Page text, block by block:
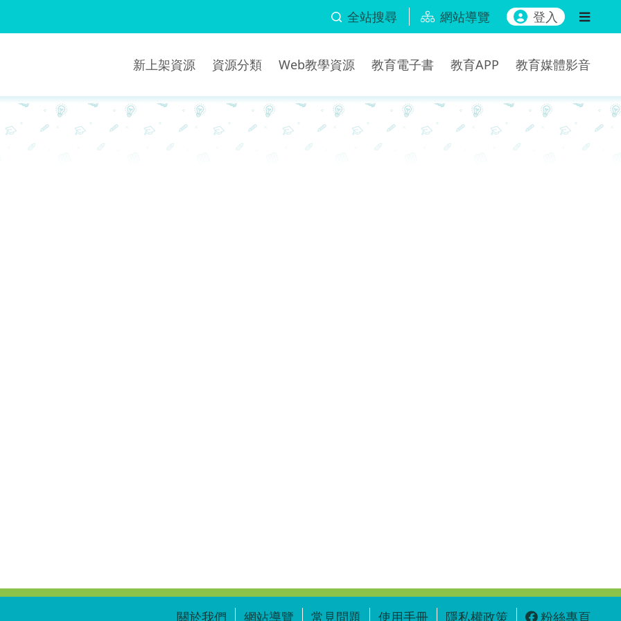
全站搜尋 網站導覽 登入
新上架資源 資源分類 Web教學資源 教育電子書 教育APP 教育媒體影音
關於我們 網站導覽 常見問題 使用手冊 隱私權政策 粉絲專頁